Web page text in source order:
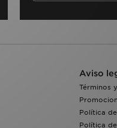
Aviso
Términos
Política
Política